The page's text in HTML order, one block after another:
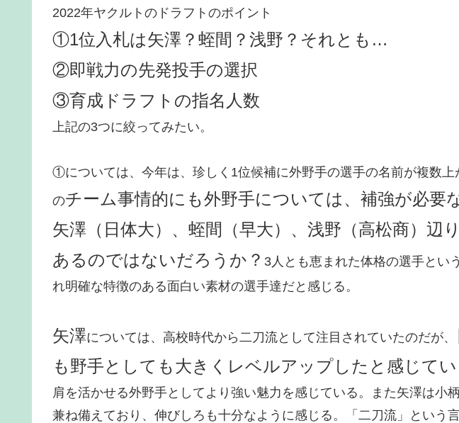
2022年ヤクルトのドラフトのポイント
①1位入札は矢澤？蛭間？浅野？それとも…
②即戦力の先発投手の選択
③育成ドラフトの指名人数
上記の3つに絞ってみたい。
①については、今年は、珍しく1位候補に外野手の選手の名前が複数上
のチーム事情的にも外野手については、補強が必要
矢澤（日体大）、蛭間（早大）、浅野（高松商）辺
あるのではないだろうか？ 3人とも恵まれた体格の選手とい
れ明確な特徴のある面白い素材の選手達だと感じる。
矢澤については、高校時代から二刀流として注目されていたのだが、
も野手としても大きくレベルアップしたと感じてい
肩を活かせる外野手としてより強い魅力を感じている。また矢澤は小
兼ね備えており、伸びしろも十分なように感じる。「二刀流」という